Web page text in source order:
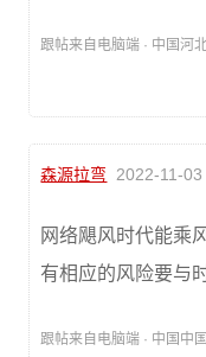
跟帖来自电脑端 · 中国河
森源拉弯 2022-11-03
网络飓风时代能乘
有相应的风险要与
跟帖来自电脑端 · 中国中国